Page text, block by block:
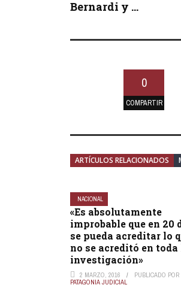
Bernardi y ...
0
COMPARTIR
ARTÍCULOS RELACIONADOS
NACIONAL
«Es absolutamente
improbable que en 20
se pueda acreditar lo
no se acreditó en toda
investigación»
2 MARZO, 2016
PUBLICADO POR
PATAGONIA JUDICIAL